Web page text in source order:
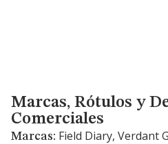
Marcas, Rótulos y
Marcas, Rótulos y
Comerciales
Marcas: Field Diary, Verdant